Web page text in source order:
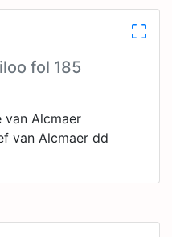
fol 185
van Alcmaer
van Alcmaer dd